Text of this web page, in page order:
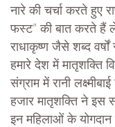
नारे की चर्चा करते हुए
फस्ट” की बात करते हैं
राधाकृष्ण जैसे शब्द
हमारे देश में मातृशक्ति
संग्राम में रानी
हजार मातृशक्ति ने इस
इन महिलाओं के